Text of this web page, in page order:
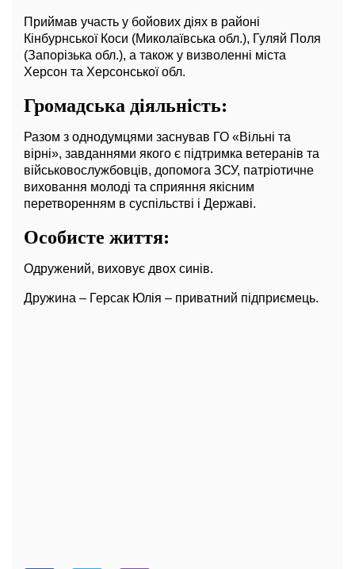
Приймав участь у бойових діях в районі
Кінбурнської Коси (Миколаївська обл.), Гуляй Поля
(Запорізька обл.), а також у визволенні міста
Херсон та Херсонської обл.
Громадська діяльність:
Разом з однодумцями заснував ГО «Вільні та
вірні», завданнями якого є підтримка ветеранів та
військовослужбовців, допомога ЗСУ, патріотичне
виховання молоді та сприяння якісним
перетворенням в суспільстві і Державі.
Особисте життя:
Одружений, виховує двох синів.
Дружина – Герсак Юлія – приватний підприємець.